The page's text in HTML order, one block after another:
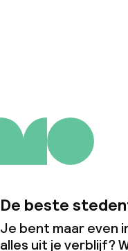
De beste
Je bent maar even
alles uit je verblijf?